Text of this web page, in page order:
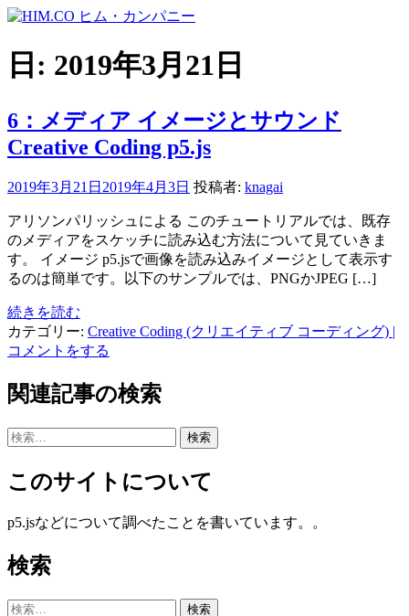
コ
テ
ン
へ
ス
キ
プ
日: 2019年3月21日
6：メディア イメージとサウンド
Creative Coding p5.js
2019年3月21日 2019年4月3日 投稿者: knagai
アリソンパリッシュによる このチュートリアルでは、既存
のメディアをスケッチに読み込む方法について見ていきま
す。 イメージ p5.jsで画像を読み込みイメージとして表示す
るのは簡単です。以下のサンプルでは、PNGかJPEG […]
続きを読む
カテゴリー: Creative Coding (クリエイティブ コーディング) |
コメントをする
関連記事の検索
検
このサイトについて
p5.jsなどについて調べたことを書いています。。
検索
検